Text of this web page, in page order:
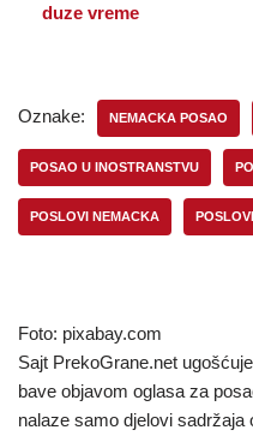
duze vreme
Oznake: NEMACKA POSAO
POSAO U INOSTRANSTVU
POSLOVI NEMACKA
Foto: pixabay.com
Sajt PrekoGrane.net
bave objavom oglasa za
nalaze samo djelovi sadržaja